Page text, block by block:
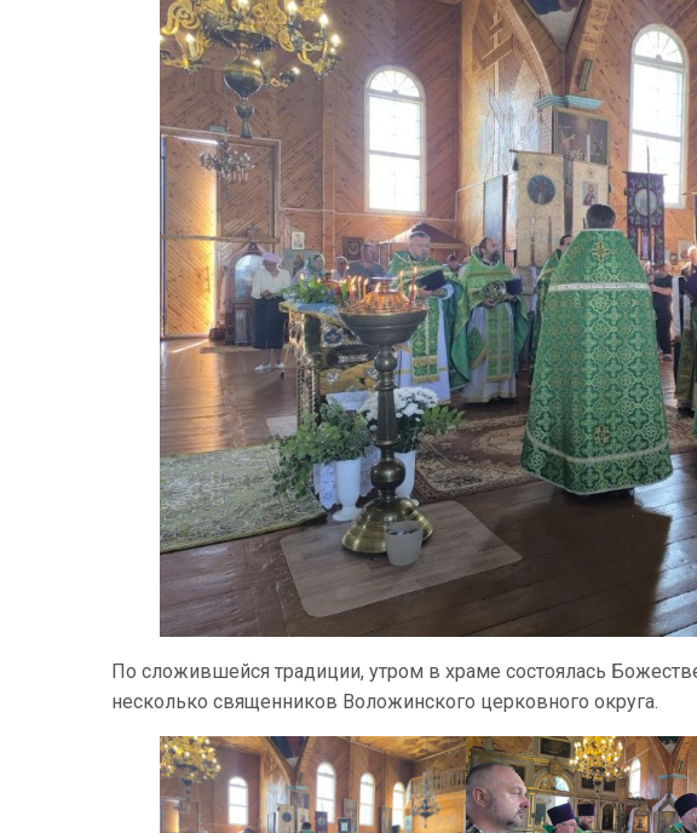
По сложившейся традиции, утром в храме состоялась
несколько священников Воложинского церковного округа.